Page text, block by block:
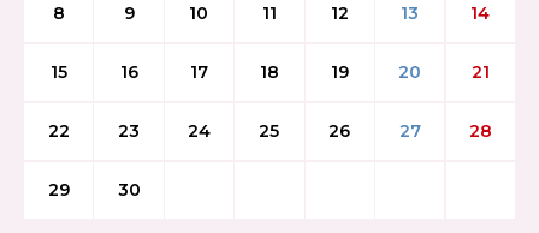
8 9 10 11 12 13 14
15 16 17 18 19 20 21
22 23 24 25 26 27 28
29 30